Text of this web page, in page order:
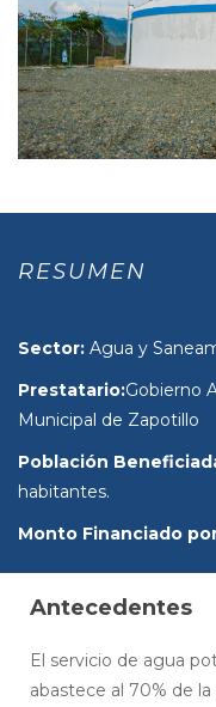
RESUMEN
Sector: Agua y
Prestatario:Gobierno
Municipal de Zapotillo
Población
habitantes.
Monto Financiado
Antecedentes
El servicio de agua
abastece al 70% de